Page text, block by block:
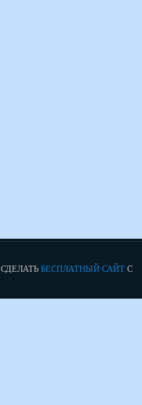
СДЕЛАТЬ БЕСПЛАТНЫЙ САЙТ С